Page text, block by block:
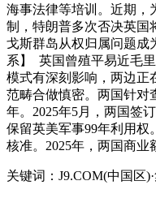
海事法律等培训。近期，
制，特朗普多次否决英国
戈斯群岛从权归属问题成
系】 英国曾殖平易近毛
模式有深刻影响，两边正
范畴合做慎密。两国针对
年。2025年5月，两国签
保留英美军事99年利用权
核准。2025年，两国商业
关键词：J9.COM(中国区)·